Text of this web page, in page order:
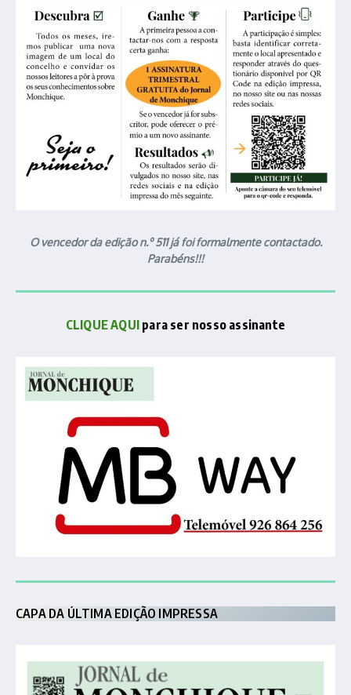
O vencedor da edição n.º 511 já foi formalmente contactado.
Parabéns!!!
CLIQUE AQUI para ser nosso assinante
CAPA DA ÚLTIMA EDIÇÃO IMPRESSA